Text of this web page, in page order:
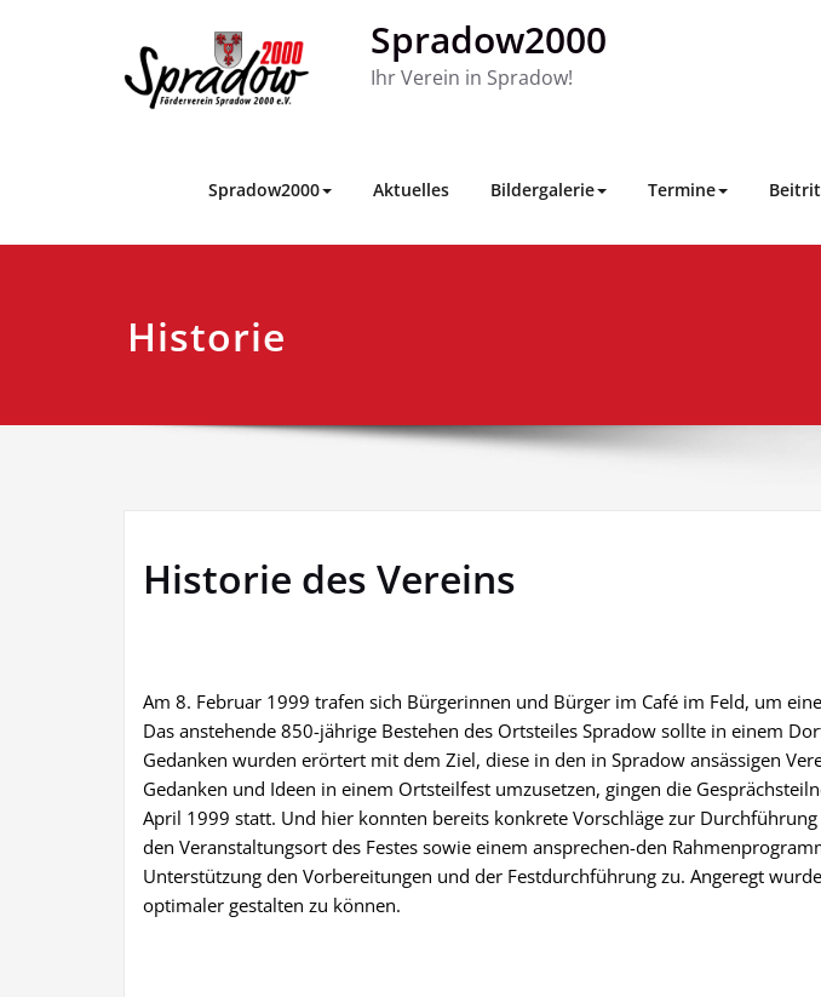
Spradow2000
Ihr Verein in Spradow!
Spradow2000 Aktuelles Bildergalerie Termine
Historie
Historie des Vereins
Am 8. Februar 1999 trafen sich Bürgerinnen und Bürger im Café im Feld, um
Das anstehende 850-jährige Bestehen des Ortsteiles Spradow sollte in einem
Gedanken wurden erörtert mit dem Ziel, diese in den in Spradow ansässigen
Gedanken und Ideen in einem Ortsteilfest umzusetzen, gingen die
April 1999 statt. Und hier konnten bereits konkrete Vorschläge zur
den Veranstaltungsort des Festes sowie einem ansprechen-den
Unterstützung den Vorbereitungen und der Festdurchführung zu. Angeregt
optimaler gestalten zu können.